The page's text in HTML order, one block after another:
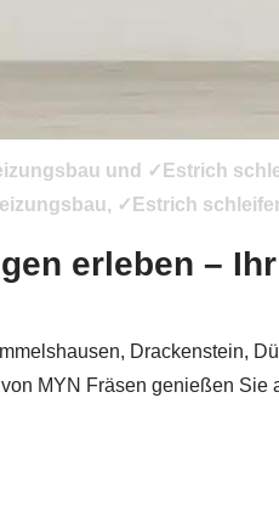
und ✓Estrich
✓Estrich
erleben –
Drackenstein,
MYN Fräsen genießen